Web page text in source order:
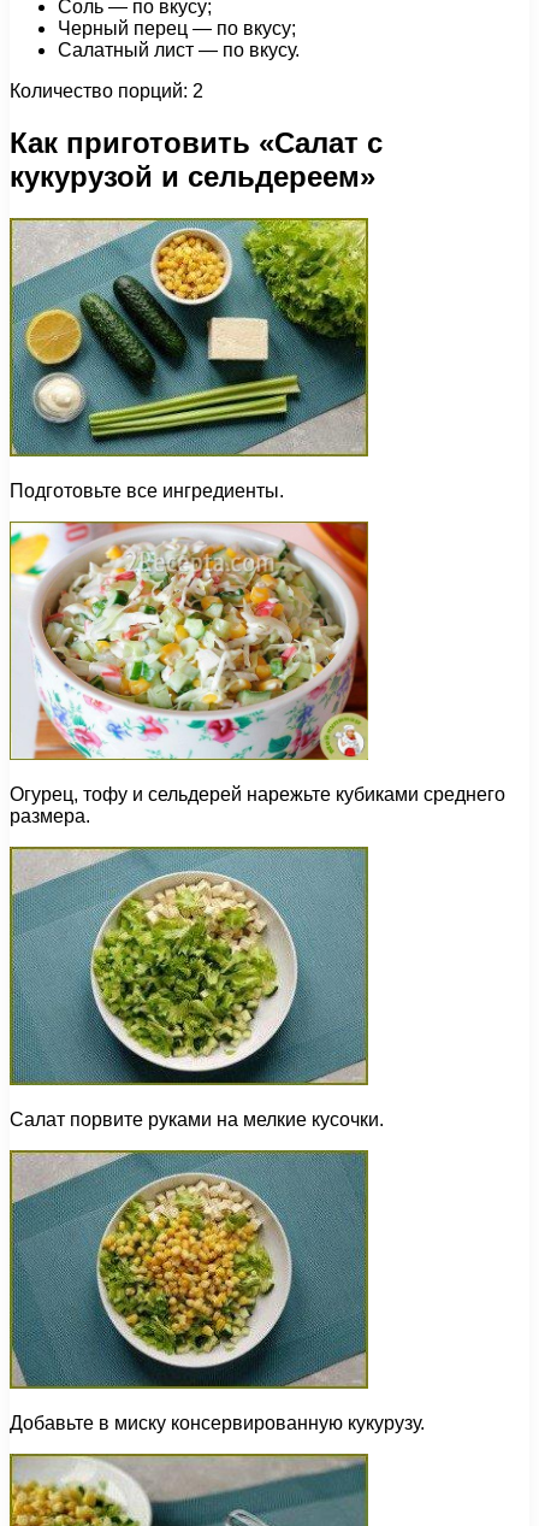
Соль — по вкусу;
Черный перец — по вкусу;
Салатный лист — по вкусу.
Количество порций: 2
Как приготовить «Салат с
кукурузой и сельдереем»
Подготовьте все ингредиенты.
Огурец, тофу и сельдерей нарежьте кубиками среднего
размера.
Салат порвите руками на мелкие кусочки.
Добавьте в миску консервированную кукурузу.